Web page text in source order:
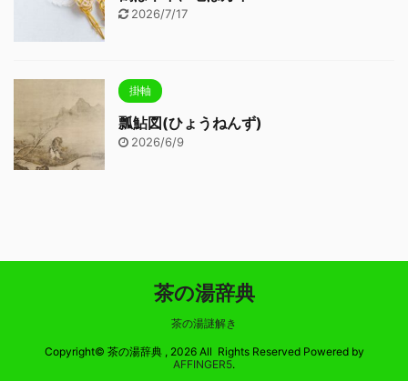
2026/7/17
掛軸
瓢鮎図(ひょうねんず)
2026/6/9
茶の湯辞典
茶の湯謎解き
Copyright© 茶の湯辞典 , 2026 All Rights Reserved Powered by
AFFINGER5.